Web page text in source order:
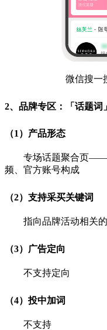
微信搜一
2、品牌专区：「话题词」
（1）产品形态
专场话题聚合页——
频、官方账号构成
（2）支持采买关键词
指向品牌活动相关
（3）广告定向
不支持定向
（4）投中加词
不支持